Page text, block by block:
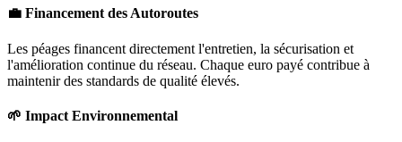
💼 Financement des Autoroutes
Les péages financent directement l'entretien, la sécurisation et
l'amélioration continue du réseau. Chaque euro payé contribue à
maintenir des standards de qualité élevés.
🌱 Impact Environnemental